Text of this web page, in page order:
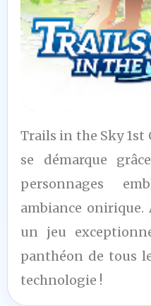
9,5
/10
Trails in the Sky 1st
se démarque
personnages
ambiance onirique.
un jeu
panthéon de tous
technologie !